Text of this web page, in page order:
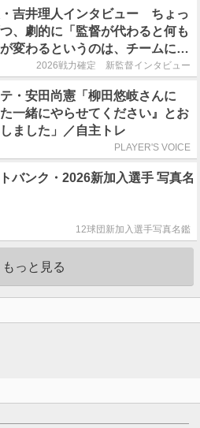
吉井理人インタビュー ちょっ
、劇的に「監督が代わると何も
変わるというのは、チームにと
良くないことなんです」
2026戦力確定 新監督インタビュー
・安田尚憲「柳田悠岐さんに
た一緒にやらせてください』とお
ました」／自主トレ
PLAYER'S VOICE
バンク・2026新加入選手 写真名
12球団新加入選手写真名鑑
もっと見る